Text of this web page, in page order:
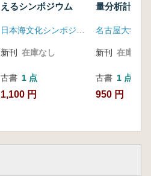
えるシンポジウム
新刊 在庫なし
古書 1 点
1,100 円
量分析計業
新刊 在庫なし
古書 1 点
950 円